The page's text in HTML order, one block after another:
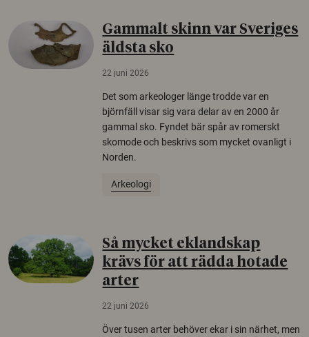
Gammalt skinn var Sveriges
äldsta sko
22 juni 2026
Det som arkeologer länge trodde var en
björnfäll visar sig vara delar av en 2000 år
gammal sko. Fyndet bär spår av romerskt
skomode och beskrivs som mycket ovanligt i
Norden.
Arkeologi
Så mycket eklandskap
krävs för att rädda hotade
arter
22 juni 2026
Över tusen arter behöver ekar i sin närhet, men